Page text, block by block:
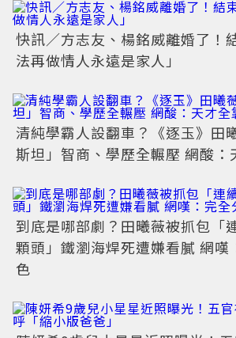
快訊／方志友、楊銘威離婚了！
法再做情人永遠是家人」
清純學霸人設翻車？《逐玉》田
斯坦」智商、學歷全輾壓 網酸：
到底是哪部劇？田曦薇被抓包「
顆頭」鐵瀏海焊死遭嫌看膩 網嘆
色